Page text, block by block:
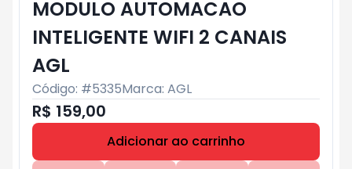
MODULO AUTOMACAO
INTELIGENTE WIFI 2 CANAIS
AGL
Código: #5335Marca: AGL
R$ 159,00
Adicionar ao carrinho